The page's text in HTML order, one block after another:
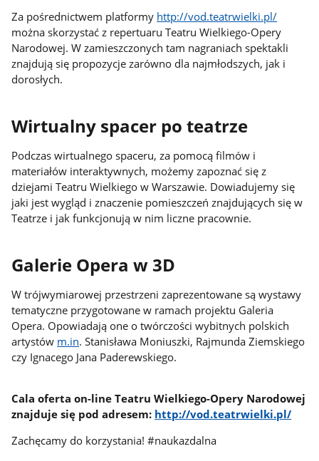
Za pośrednictwem platformy http://vod.teatrwielki.pl/
można skorzystać z repertuaru Teatru Wielkiego-Opery
Narodowej. W zamieszczonych tam nagraniach spektakli
znajdują się propozycje zarówno dla najmłodszych, jak i
dorosłych.
Wirtualny spacer po teatrze
Podczas wirtualnego spaceru, za pomocą filmów i
materiałów interaktywnych, możemy zapoznać się z
dziejami Teatru Wielkiego w Warszawie. Dowiadujemy się
jaki jest wygląd i znaczenie pomieszczeń znajdujących się w
Teatrze i jak funkcjonują w nim liczne pracownie.
Galerie Opera w 3D
W trójwymiarowej przestrzeni zaprezentowane są wystawy
tematyczne przygotowane w ramach projektu Galeria
Opera. Opowiadają one o twórczości wybitnych polskich
artystów m.in. Stanisława Moniuszki, Rajmunda Ziemskiego
czy Ignacego Jana Paderewskiego.
Cala oferta on-line Teatru Wielkiego-Opery Narodowej
znajduje się pod adresem: http://vod.teatrwielki.pl/
Zachęcamy do korzystania! #naukazdalna